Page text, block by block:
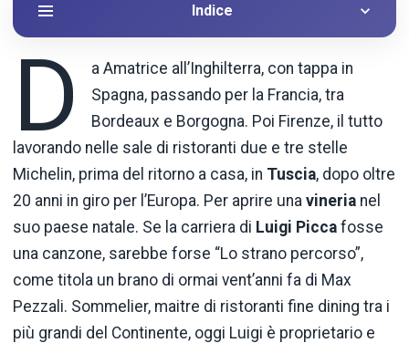
Indice
D
a Amatrice all’Inghilterra, con tappa in
Spagna, passando per la Francia, tra
Bordeaux e Borgogna. Poi Firenze, il tutto
lavorando nelle sale di ristoranti due e tre stelle
Michelin, prima del ritorno a casa, in Tuscia, dopo oltre
20 anni in giro per l’Europa. Per aprire una vineria nel
suo paese natale. Se la carriera di Luigi Picca fosse
una canzone, sarebbe forse “Lo strano percorso”,
come titola un brano di ormai vent’anni fa di Max
Pezzali. Sommelier, maitre di ristoranti fine dining tra i
più grandi del Continente, oggi Luigi è proprietario e